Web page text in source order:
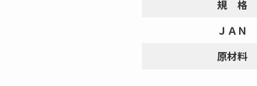
規 格
ＪＡＮ
原材料